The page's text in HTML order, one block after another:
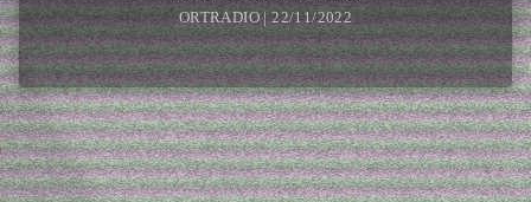
ORTRADIO | 22/11/2022